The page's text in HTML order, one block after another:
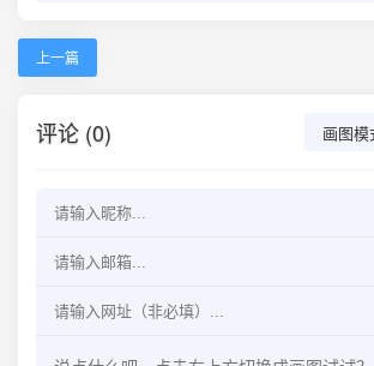
上一篇
评论 (0) 画图模